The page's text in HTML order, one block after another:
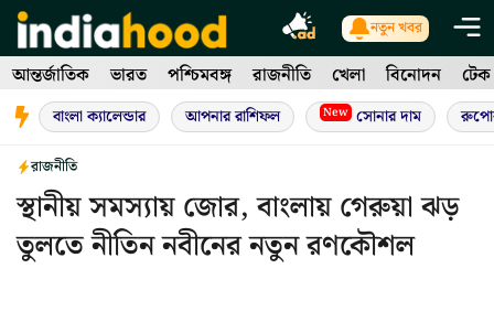
Skip
to
content
নতুন খবর
আন্তর্জাতিক ভারত পশ্চিমবঙ্গ রাজনীতি খেলা বিনোদন টেক
বাংলা ক্যালেন্ডার আপনার রাশিফল New সোনার দাম
রাজনীতি
স্থানীয় সমস্যায় জোর, বাংলায় গেরুয়া ঝড়
তুলতে নীতিন নবীনের নতুন রণকৌশল